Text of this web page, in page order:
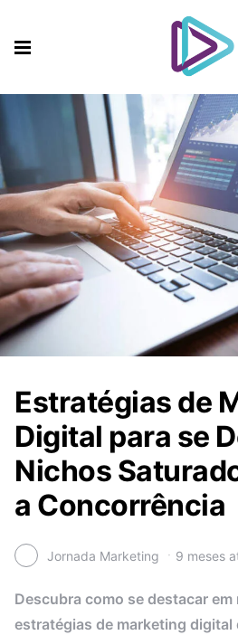
Estratégias de
Digital para se
Nichos
a Concorrência
Jornada Marketing 9 meses
Descubra como se destacar
estratégias de marketing digital